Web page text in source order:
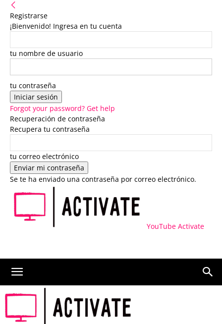
Registrarse
¡Bienvenido! Ingresa en tu cuenta
tu nombre de usuario
tu contraseña
Forgot your password? Get help
Recuperación de contraseña
Recupera tu contraseña
tu correo electrónico
Se te ha enviado una contraseña por correo electrónico.
YouTube Activate
YouTube